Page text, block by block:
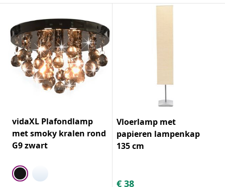
vidaXL Plafondlamp
met smoky kralen rond
G9 zwart
Vloerlamp met
papieren lampenkap
135 cm
€ 38